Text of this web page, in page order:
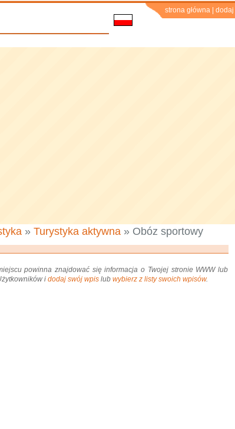
strona główna dodaj
» Turystyka aktywna » Obóz sportowy
powinna znajdować się informacja o Twojej stronie WWW lub
i dodaj swój wpis lub wybierz z listy swoich wpisów.